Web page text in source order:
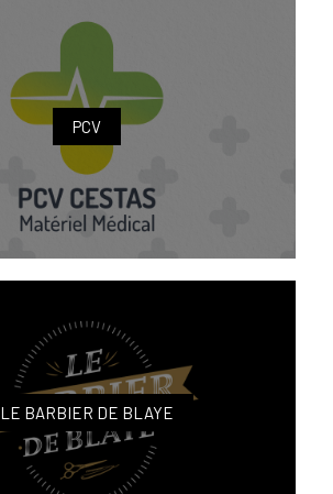
PCV
LE BARBIER DE BLAYE